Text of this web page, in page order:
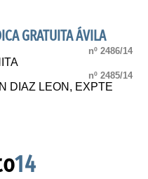
GRATUITA ÁVILA
nº 2486/14
nº 2485/14
DIAZ LEON, EXPTE
14